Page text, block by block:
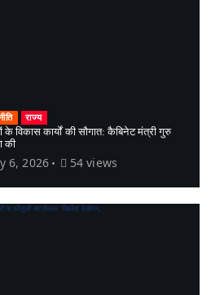
राज्य
विकास कार्यों की सौगात: कैबिनेट मंत्री गुरु
की
6, 2026 54 views